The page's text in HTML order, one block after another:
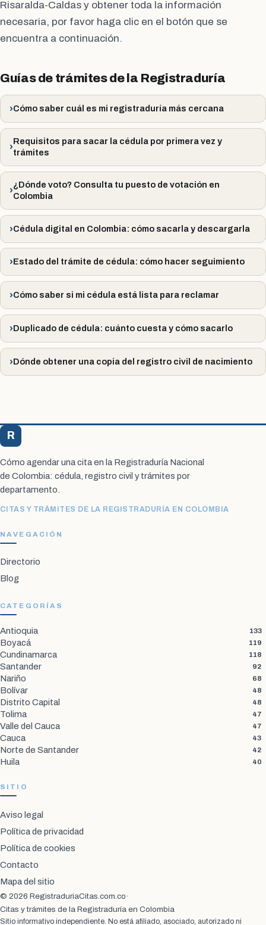
Risaralda-Caldas y obtener toda la información
necesaria, por favor haga clic en el botón que se
encuentra a continuación.
Guías de trámites de la Registraduría
Cómo saber cuál es mi registraduría más cercana
Requisitos para sacar la cédula por primera vez y
trámites
¿Dónde voto? Consulta tu puesto de votación en
Colombia
Cédula digital en Colombia: cómo sacarla y descargarla
Estado del trámite de cédula: cómo hacer seguimiento
Cómo saber si mi cédula está lista para reclamar
Duplicado de cédula: cuánto cuesta y cómo sacarlo
Dónde obtener una copia del registro civil de nacimiento
R
Cómo agendar una cita en la Registraduría Nacional
de Colombia: cédula, registro civil y trámites por
departamento.
CITAS Y TRÁMITES DE LA REGISTRADURÍA EN COLOMBIA
NAVEGACIÓN
Directorio
Blog
CATEGORÍAS
Antioquia 133
Boyacá 119
Cundinamarca 118
Santander 92
Nariño 68
Bolívar 48
Distrito Capital 48
Tolima 47
Valle del Cauca 47
Cauca 43
Norte de Santander 42
Huila 40
SITIO
Aviso legal
Política de privacidad
Política de cookies
Contacto
Mapa del sitio
© 2026 RegistraduriaCitas.com.co·
Citas y trámites de la Registraduría en Colombia
Sitio informativo independiente. No está afiliado, asociado, autorizado ni